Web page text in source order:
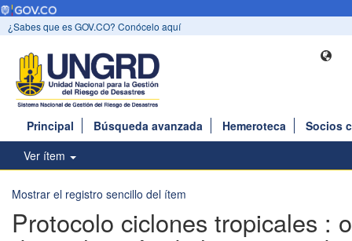
¿Sabes que es GOV.CO? Conócelo aquí
Principal Búsqueda avanzada Hemeroteca
Socios
Ver ítem
Mostrar el registro sencillo del ítem
Protocolo ciclones tropicales :